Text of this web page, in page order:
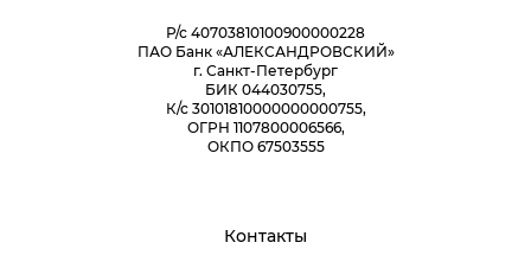
Р/с 40703810100900000228
ПАО Банк «АЛЕКСАНДРОВСКИЙ»
г. Санкт-Петербург
БИК 044030755,
К/с 30101810000000000755,
ОГРН 1107800006566,
ОКПО 67503555
Контакты